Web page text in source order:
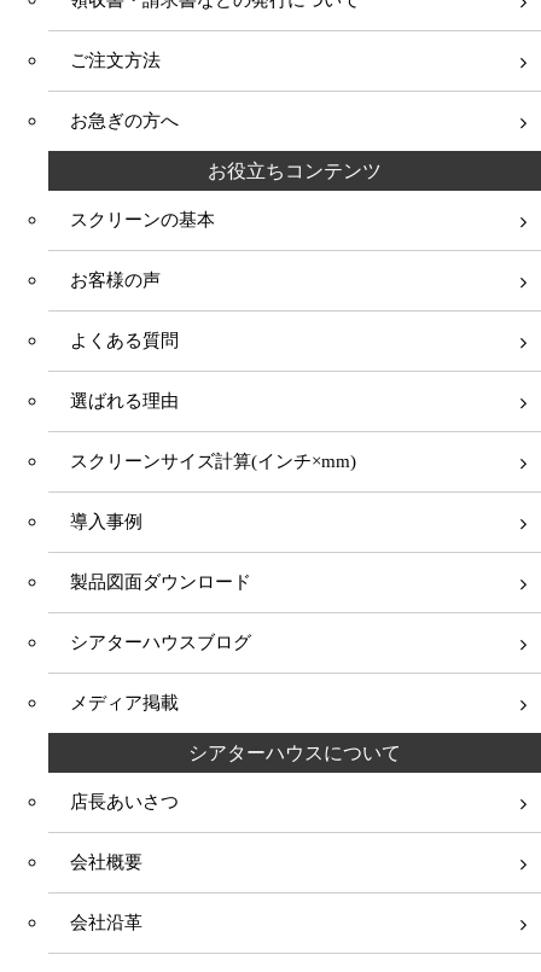
ご注文方法
お急ぎの方へ
お役立ちコンテンツ
スクリーンの基本
お客様の声
よくある質問
選ばれる理由
スクリーンサイズ計算(インチ×mm)
導入事例
製品図面ダウンロード
シアターハウスブログ
メディア掲載
シアターハウスについて
店長あいさつ
会社概要
会社沿革